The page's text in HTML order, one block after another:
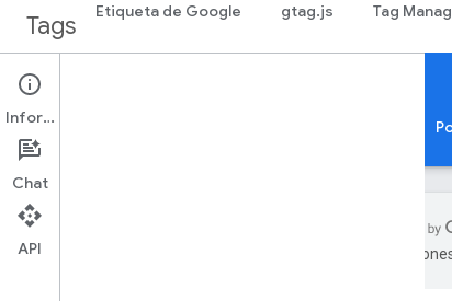
Tags Etiqueta de Google gtag.js Tag
Tag Manager
Conceptos y prácticas recomendadas
Información
Chat
API